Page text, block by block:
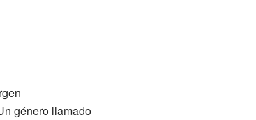
género llamado